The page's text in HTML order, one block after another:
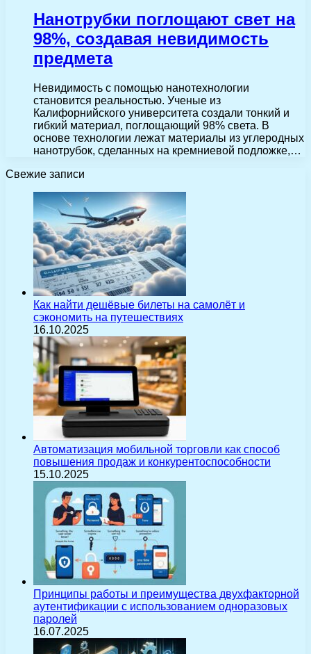
Нанотрубки поглощают свет на
98%, создавая невидимость
предмета
Невидимость с помощью нанотехнологии
становится реальностью. Ученые из
Калифорнийского университета создали тонкий и
гибкий материал, поглощающий 98% света. В
основе технологии лежат материалы из углеродных
нанотрубок, сделанных на кремниевой подложке,…
Свежие записи
Как найти дешёвые билеты на самолёт и
сэкономить на путешествиях
16.10.2025
Автоматизация мобильной торговли как способ
повышения продаж и конкурентоспособности
15.10.2025
Принципы работы и преимущества двухфакторной
аутентификации с использованием одноразовых
паролей
16.07.2025